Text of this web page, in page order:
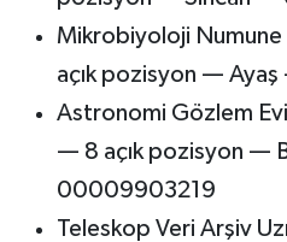
Mikrobiyoloji Numune
açık pozisyon —
Astronomi Gözlem
— 8 açık pozisyon —
00009903219
Teleskop Veri Arşiv